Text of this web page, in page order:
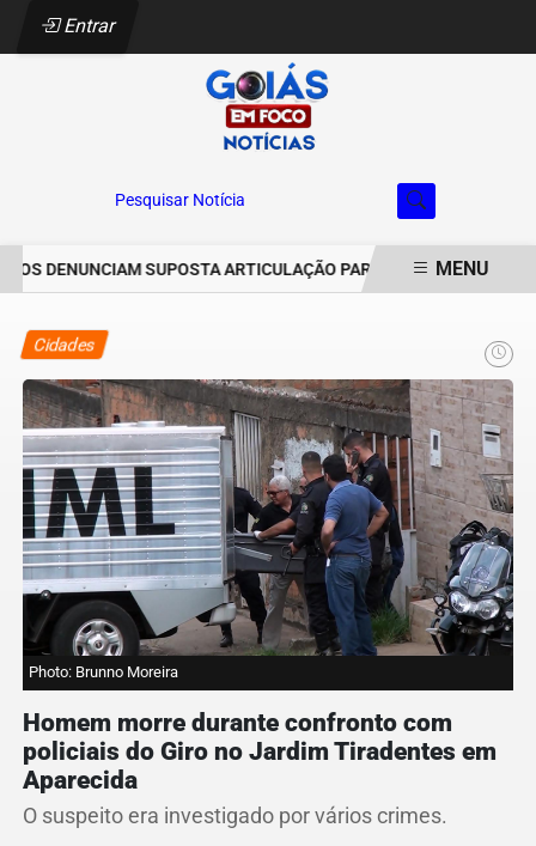
Entrar
Pesquisar Notícia
DENUNCIAM SUPOSTA ARTICULAÇÃO PARA INVASÕES DE
MENU
Cidades
Photo: Brunno Moreira
Homem morre durante confronto com
policiais do Giro no Jardim Tiradentes em
Aparecida
O suspeito era investigado por vários crimes.